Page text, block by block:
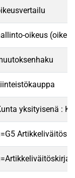
oikeus
yksityisenä :